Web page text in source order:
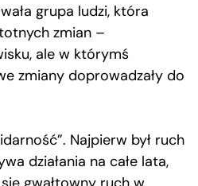
grupa ludzi, która
zmian –
ale w którymś
zmiany doprowadzały do
Najpierw był ruch
działania na całe lata,